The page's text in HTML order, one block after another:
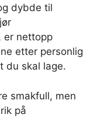
dybde til
er nettopp
etter personlig
du skal lage.
smakfull, men
på